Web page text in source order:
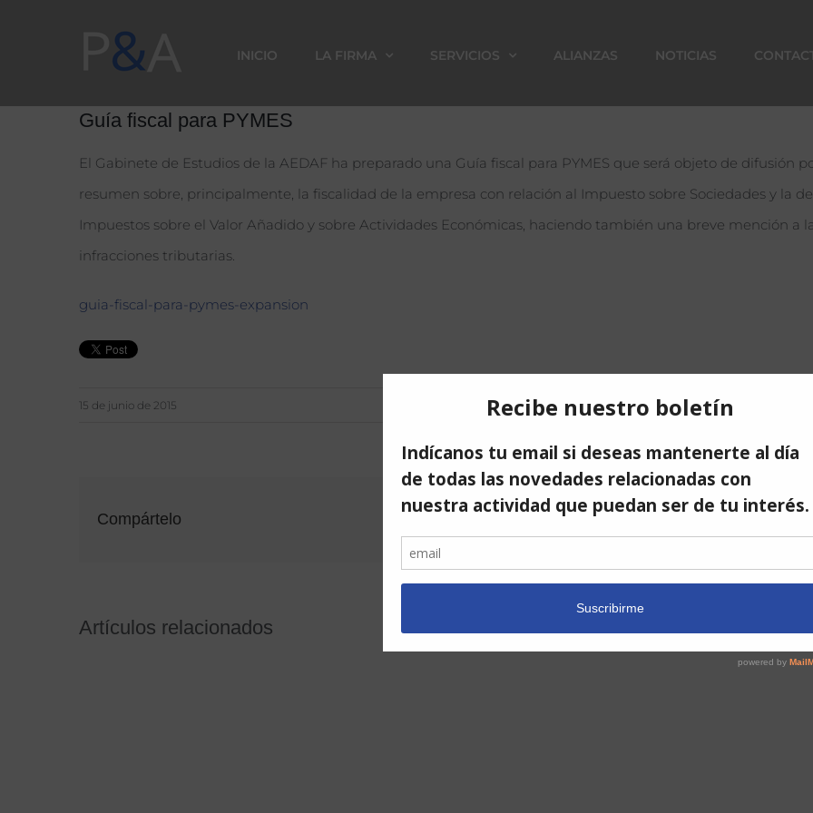
INICIO LA FIRMA SERVICIOS ALIANZAS NOTICIAS
Guía fiscal para PYMES
El Gabinete de Estudios de la AEDAF ha preparado una Guía fiscal para PYMES que será objeto de difusión
resumen sobre, principalmente, la fiscalidad de la empresa con relación al Impuesto sobre Sociedades y la
Impuestos sobre el Valor Añadido y sobre Actividades Económicas, haciendo también una breve mención a
infracciones tributarias.
guia-fiscal-para-pymes-expansion
15 de junio de 2015
Compártelo
Artículos relacionados